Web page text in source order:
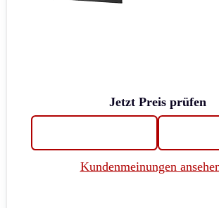
Jetzt Preis prüfen
Kundenmeinungen